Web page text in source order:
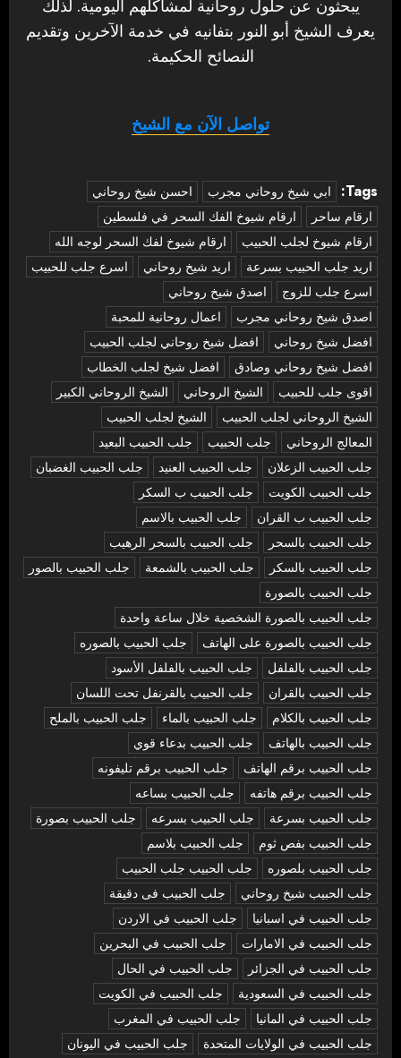
يبحثون عن حلول روحانية لمشاكلهم اليومية. لذلك
يعرف الشيخ أبو النور بتفانيه في خدمة الآخرين وتقديم
النصائح الحكيمة.
تواصل الآن مع الشيخ
Tags: ‏ابي شيخ روحاني مجرب
احسن شيخ روحاني
ارقام ساحر
ارقام شيوخ الفك السحر في فلسطين
ارقام شيوخ لجلب الحبيب
ارقام شيوخ لفك السحر لوجه الله
اريد جلب الحبيب بسرعة
اريد شيخ روحاني
اسرع جلب للحبيب
اسرع جلب للزوج
اصدق شيخ روحاني
اصدق شيخ روحاني مجرب
اعمال روحانية للمحبة
افضل شيخ روحاني
افضل شيخ روحاني لجلب الحبيب
افضل شيخ روحاني وصادق
افضل شيخ لجلب الخطاب
اقوى جلب للحبيب
الشيخ الروحاني
الشيخ الروحاني الكبير
الشيخ الروحاني لجلب الحبيب
الشيخ لجلب الحبيب
المعالج الروحاني
جلب الحبيب
جلب الحبيب البعيد
جلب الحبيب الزعلان
جلب الحبيب العنيد
جلب الحبيب الغضبان
جلب الحبيب الكويت
جلب الحبيب ب السكر
جلب الحبيب ب القران
جلب الحبيب بالاسم
جلب الحبيب بالسحر
جلب الحبيب بالسحر الرهيب
جلب الحبيب بالسكر
جلب الحبيب بالشمعة
جلب الحبيب بالصور
جلب الحبيب بالصورة
جلب الحبيب بالصورة الشخصية خلال ساعة واحدة
جلب الحبيب بالصورة على الهاتف
جلب الحبيب بالصوره
جلب الحبيب بالفلفل
جلب الحبيب بالفلفل الأسود
جلب الحبيب بالقران
جلب الحبيب بالقرنفل تحت اللسان
جلب الحبيب بالكلام
جلب الحبيب بالماء
جلب الحبيب بالملح
جلب الحبيب بالهاتف
جلب الحبيب بدعاء قوي
جلب الحبيب برقم الهاتف
جلب الحبيب برقم تليفونه
جلب الحبيب برقم هاتفه
جلب الحبيب بساعه
جلب الحبيب بسرعة
جلب الحبيب بسرعه
جلب الحبيب بصورة
جلب الحبيب بفص ثوم
جلب الحبيب بلاسم
جلب الحبيب بلصوره
جلب الحبيب جلب الحبيب
جلب الحبيب شيخ روحاني
جلب الحبيب فى دقيقة
جلب الحبيب في اسبانيا
جلب الحبيب في الاردن
جلب الحبيب في الامارات
جلب الحبيب في البحرين
جلب الحبيب في الجزائر
جلب الحبيب في الحال
جلب الحبيب في السعودية
جلب الحبيب في الكويت
جلب الحبيب في المانيا
جلب الحبيب في المغرب
جلب الحبيب في الولايات المتحدة
جلب الحبيب في اليونان